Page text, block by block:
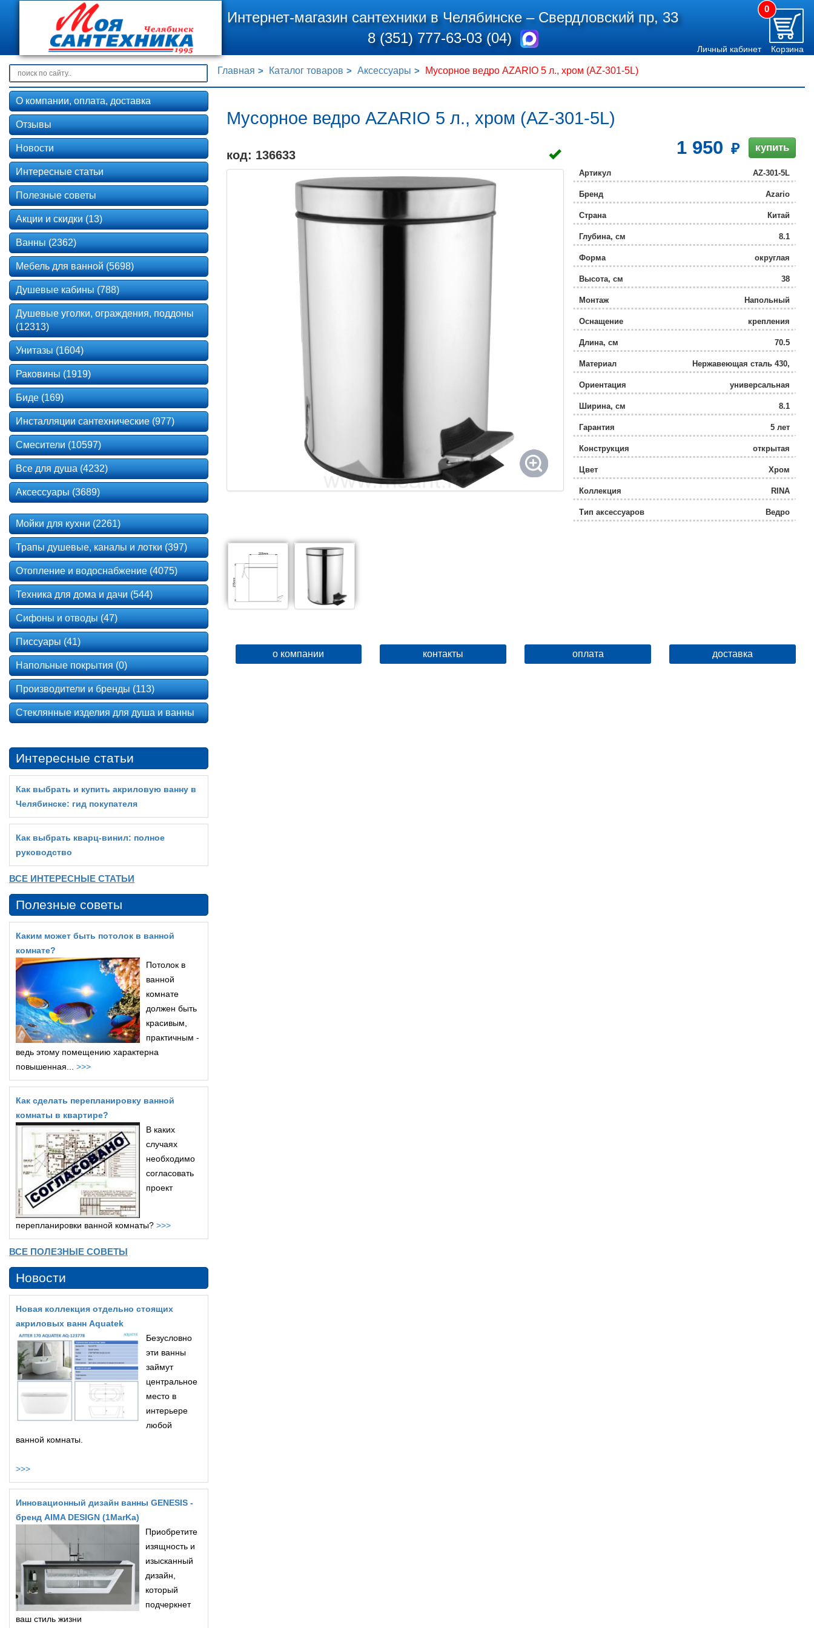
Интернет-магазин сантехники в Челябинске –Свердловский пр, 33
8 (351) 777-63-03 (04)
0
Личный кабинет Корзина
Главная Каталог товаров Аксессуары Мусорное ведро AZARIO 5 л., хром (AZ-301-5L)
Мусорное ведро AZARIO 5 л., хром (AZ-301-5L)
код: 136633 1 950 купить
Артикул AZ-301-5L
Бренд Azario
Страна Китай
Глубина, см 8.1
Форма округлая
Высота, см 38
Монтаж Напольный
Оснащение крепления
Длина, см 70.5
Материал
Нержавеющая сталь 430,
пластик
Ориентация
универсальная
Ширина, см 8.1
Гарантия 5 лет
Конструкция открытая
Цвет Хром
Коллекция RINA
Тип аксессуаров Ведро
о компании контакты оплата доставка
О компании, оплата, доставка
Отзывы
Новости
Интересные статьи
Полезные советы
Акции и скидки (13)
Ванны (2362)
Мебель для ванной (5698)
Душевые кабины (788)
Душевые уголки, ограждения, поддоны
(12313)
Унитазы (1604)
Раковины (1919)
Биде (169)
Инсталляции сантехнические (977)
Смесители (10597)
Все для душа (4232)
Аксессуары (3689)
Мойки для кухни (2261)
Трапы душевые, каналы и лотки (397)
Отопление и водоснабжение (4075)
Техника для дома и дачи (544)
Сифоны и отводы (47)
Писсуары (41)
Напольные покрытия (0)
Производители и бренды (113)
Стеклянные изделия для душа и ванны
Интересные статьи
Как выбрать и купить акриловую ванну в
Челябинске: гид покупателя
Как выбрать кварц‑винил: полное
руководство
ВСЕ ИНТЕРЕСНЫЕ СТАТЬИ
Полезные советы
Каким может быть потолок в ванной
комнате?
Потолок в
ванной
комнате
должен быть
красивым,
практичным -
ведь этому помещению характерна
повышенная... >>>
Как сделать перепланировку ванной
комнаты в квартире?
В каких
случаях
необходимо
согласовать
проект
перепланировки ванной комнаты? >>>
ВСЕ ПОЛЕЗНЫЕ СОВЕТЫ
Новости
Новая коллекция отдельно стоящих
акриловых ванн Aquatek
Безусловно
эти ванны
займут
центральное
место в
интерьере
любой
ванной комнаты.
>>>
Инновационный дизайн ванны GENESIS -
бренд AIMA DESIGN (1MarKa)
Приобретите
изящность и
изысканный
дизайн,
который
подчеркнет
ваш стиль жизни